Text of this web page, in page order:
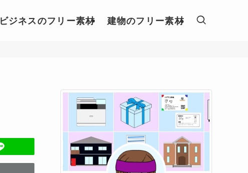
ビジネスのフリー素材 建物のフリー素材